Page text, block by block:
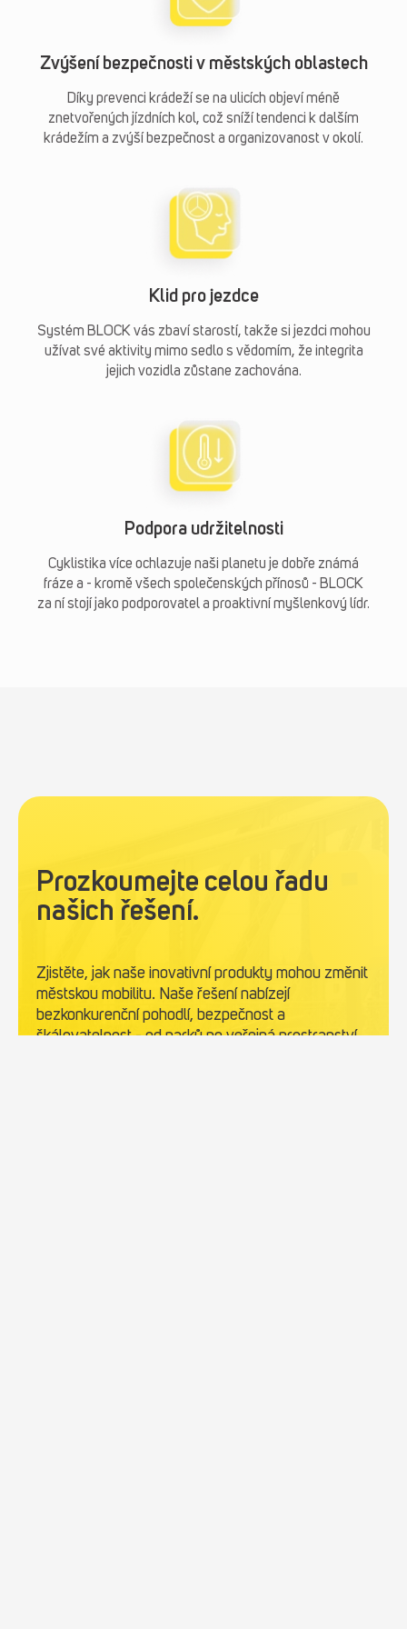
Zvýšení bezpečnosti v městských oblastech
Díky prevenci krádeží se na ulicích objeví méně
znetvořených jízdních kol, což sníží tendenci k dalším
krádežím a zvýší bezpečnost a organizovanost v okolí.
Klid pro jezdce
Systém BLOCK vás zbaví starostí, takže si jezdci mohou
užívat své aktivity mimo sedlo s vědomím, že integrita
jejich vozidla zůstane zachována.
Podpora udržitelnosti
Cyklistika více ochlazuje naši planetu je dobře známá
fráze a - kromě všech společenských přínosů - BLOCK
za ní stojí jako podporovatel a proaktivní myšlenkový lídr.
Prozkoumejte celou řadu
našich řešení.
Zjistěte, jak naše inovativní produkty mohou změnit
městskou mobilitu. Naše řešení nabízejí
bezkonkurenční pohodlí, bezpečnost a
škálovatelnost - od parků po veřejná prostranství.